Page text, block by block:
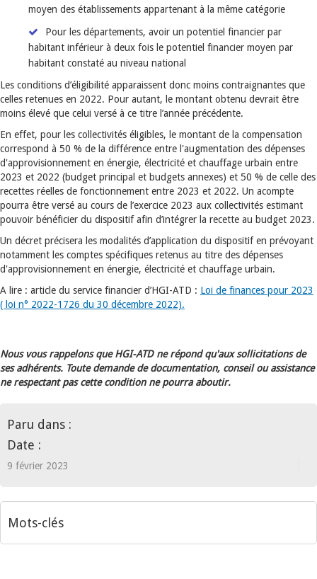
moyen des établissements appartenant à la même catégorie
Pour les départements, avoir un potentiel financier par
habitant inférieur à deux fois le potentiel financier moyen par
habitant constaté au niveau national
Les conditions d’éligibilité apparaissent donc moins contraignantes que
celles retenues en 2022. Pour autant, le montant obtenu devrait être
moins élevé que celui versé à ce titre l’année précédente.
En effet, pour les collectivités éligibles, le montant de la compensation
correspond à 50 % de la différence entre l'augmentation des dépenses
d'approvisionnement en énergie, électricité et chauffage urbain entre
2023 et 2022 (budget principal et budgets annexes) et 50 % de celle des
recettes réelles de fonctionnement entre 2023 et 2022. Un acompte
pourra être versé au cours de l’exercice 2023 aux collectivités estimant
pouvoir bénéficier du dispositif afin d’intégrer la recette au budget 2023.
Un décret précisera les modalités d’application du dispositif en prévoyant
notamment les comptes spécifiques retenus au titre des dépenses
d'approvisionnement en énergie, électricité et chauffage urbain.
A lire : article du service financier d’HGI-ATD : Loi de finances pour 2023
( loi n° 2022-1726 du 30 décembre 2022).
Nous vous rappelons que HGI-ATD ne répond qu'aux sollicitations de
ses adhérents. Toute demande de documentation, conseil ou assistance
ne respectant pas cette condition ne pourra aboutir.
Paru dans :
Date :
9 février 2023
Mots-clés